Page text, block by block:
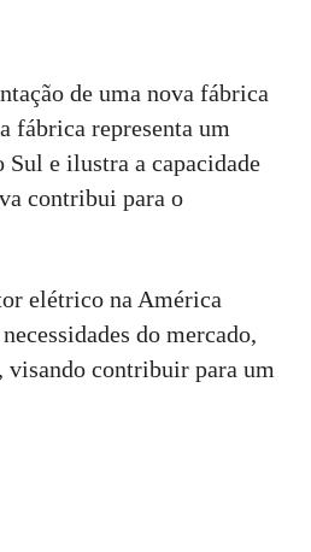
de uma nova fábrica
fábrica representa um
Sul e ilustra a capacidade
contribui para o
elétrico na América
do mercado,
visando contribuir para um